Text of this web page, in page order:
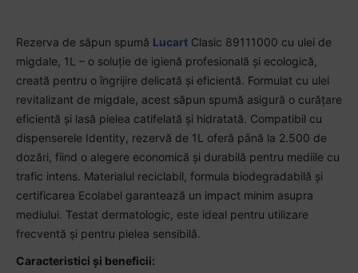
Rezerva de săpun spumă Lucart Clasic 89111000 cu ulei de
migdale, 1L – o soluție de igienă profesională și ecologică,
creată pentru o îngrijire delicată și eficientă. Formulat cu ulei
revitalizant de migdale, acest săpun spumă asigură o curățare
eficientă și lasă pielea catifelată și hidratată. Compatibil cu
dispenserele Identity, rezervă de 1L oferă până la 2.500 de
dozări, fiind o alegere economică și durabilă pentru mediile cu
trafic intens. Materialul reciclabil, formula biodegradabilă și
certificarea Ecolabel garantează un impact minim asupra
mediului. Testat dermatologic, este ideal pentru utilizare
frecventă și pentru pielea sensibilă.
Caracteristici și beneficii: